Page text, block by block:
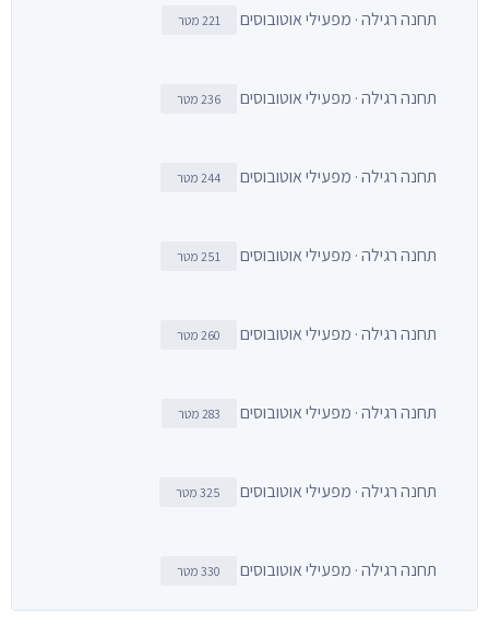
תחנה רגילה · מפעילי אוטובוסים 221 מטר
תחנה רגילה · מפעילי אוטובוסים 236 מטר
תחנה רגילה · מפעילי אוטובוסים 244 מטר
תחנה רגילה · מפעילי אוטובוסים 251 מטר
תחנה רגילה · מפעילי אוטובוסים 260 מטר
תחנה רגילה · מפעילי אוטובוסים 283 מטר
תחנה רגילה · מפעילי אוטובוסים 325 מטר
תחנה רגילה · מפעילי אוטובוסים 330 מטר